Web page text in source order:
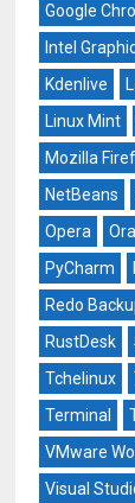
Google
Intel
Kdenlive
Linux Mint
Mozilla
NetBeans
Opera
PyCharm
Redo
RustDesk
Tchelinux
Terminal
VMware
Visual